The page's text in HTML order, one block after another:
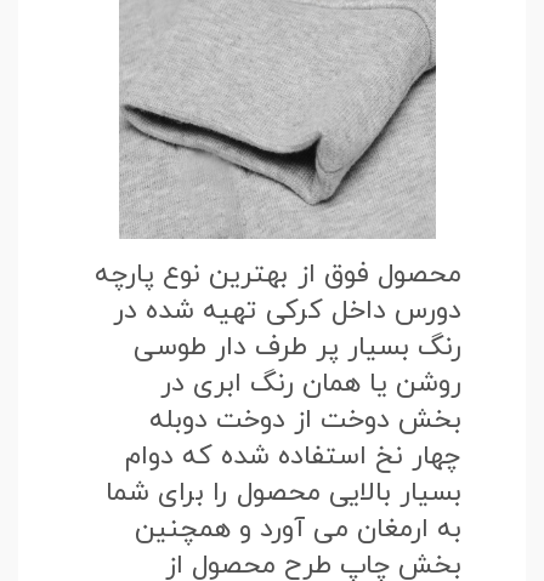
محصول فوق از بهترین نوع پارچه
دورس داخل کرکی تهیه شده در
رنگ بسیار پر طرف دار طوسی
روشن یا همان رنگ ابری در
بخش دوخت از دوخت دوبله
چهار نخ استفاده شده که دوام
بسیار بالایی محصول را برای شما
به ارمغان می آورد و همچنین
بخش چاپ طرح محصول از